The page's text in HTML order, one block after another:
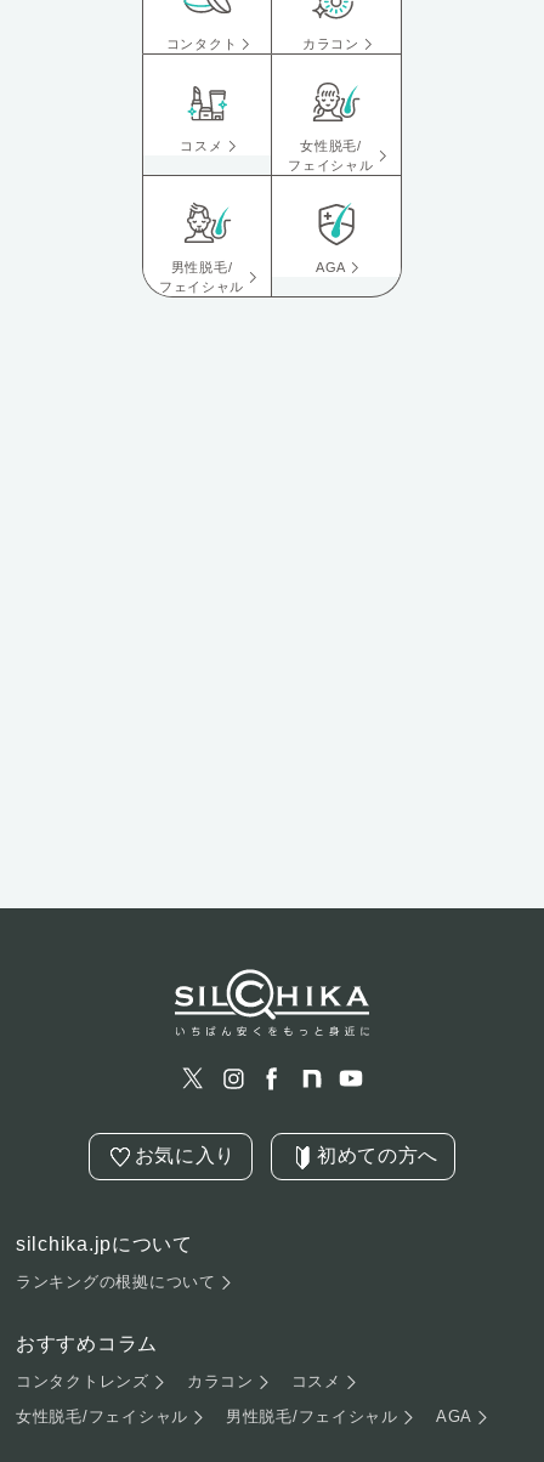
コンタクト カラコン
コスメ
女性脱毛/
フェイシャル
男性脱毛/
フェイシャル
AGA
お気に入り 初めての方へ
silchika.jpについて
ランキングの根拠について
おすすめコラム
コンタクトレンズ カラコン
コスメ
女性脱毛/フェイシャル
男性脱毛/フェイシャル AGA